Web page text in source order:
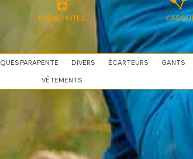
PARAPENTE DIVERS ÉCARTEURS
GANTS
VÊTEMENTS